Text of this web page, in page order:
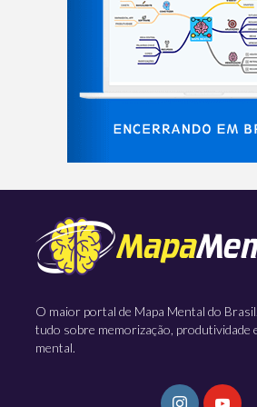
O maior portal de Mapa Mental do
tudo sobre memorização, produtividade
mental.